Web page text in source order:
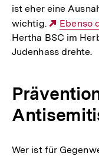
ist eher eine
wichtig.
Externer
Link:
Ebenso
Hertha BSC im
Judenhass drehte.
Wer ist für